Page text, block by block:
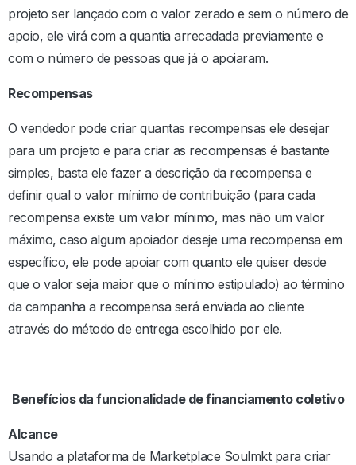
projeto ser lançado com o valor zerado e sem o número de
apoio, ele virá com a quantia arrecadada previamente e
com o número de pessoas que já o apoiaram.
Recompensas
O vendedor pode criar quantas recompensas ele desejar
para um projeto e para criar as recompensas é bastante
simples, basta ele fazer a descrição da recompensa e
definir qual o valor mínimo de contribuição (para cada
recompensa existe um valor mínimo, mas não um valor
máximo, caso algum apoiador deseje uma recompensa em
específico, ele pode apoiar com quanto ele quiser desde
que o valor seja maior que o mínimo estipulado) ao término
da campanha a recompensa será enviada ao cliente
através do método de entrega escolhido por ele.
Benefícios da funcionalidade de financiamento coletivo
Alcance
Usando a plataforma de Marketplace Soulmkt para criar